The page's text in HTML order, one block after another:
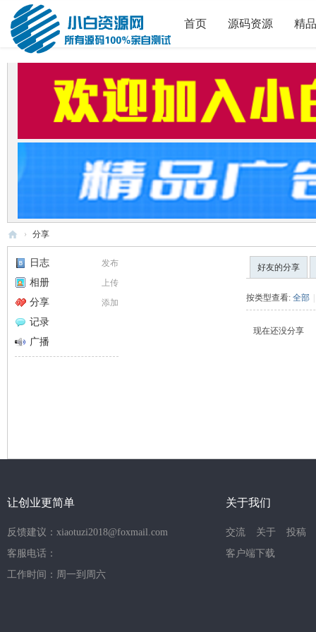
首页 源码资源 精
白
码
› 分享
发布
日志
上传
相册
添加
分享
记录
广播
好友的分享
按类型查看: 全部 |
现在还没分享
让创业更简单
反馈建议：xiaotuzi2018@foxmail.com
客服电话：
工作时间：周一到周六
关于我们
交流 关于
投稿
客户端下载